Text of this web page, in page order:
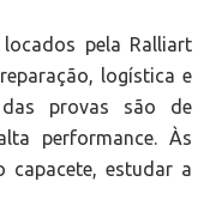
pela Ralliart
logística e
provas são de
performance. Às
capacete, estudar a